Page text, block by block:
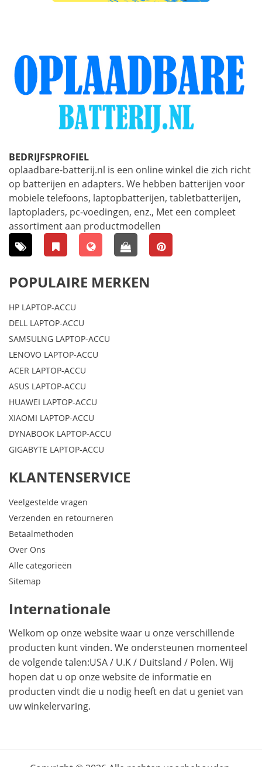
BEDRIJFSPROFIEL
oplaadbare-batterij.nl is een online winkel die zich richt
op batterijen en adapters. We hebben batterijen voor
mobiele telefoons, laptopbatterijen, tabletbatterijen,
laptopladers, pc-voedingen, enz., Met een compleet
assortiment aan productmodellen
POPULAIRE MERKEN
HP LAPTOP-ACCU
DELL LAPTOP-ACCU
SAMSULNG LAPTOP-ACCU
LENOVO LAPTOP-ACCU
ACER LAPTOP-ACCU
ASUS LAPTOP-ACCU
HUAWEI LAPTOP-ACCU
XIAOMI LAPTOP-ACCU
DYNABOOK LAPTOP-ACCU
GIGABYTE LAPTOP-ACCU
KLANTENSERVICE
Veelgestelde vragen
Verzenden en retourneren
Betaalmethoden
Over Ons
Alle categorieën
Sitemap
Internationale
Welkom op onze website waar u onze verschillende
producten kunt vinden. We ondersteunen momenteel
de volgende talen:USA/ U.K/ Duitsland / Polen. Wij
hopen dat u op onze website de informatie en
producten vindt die u nodig heeft en dat u geniet van
uw winkelervaring.